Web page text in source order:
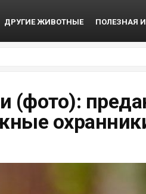
ДРУГИЕ ЖИВОТНЫЕ ПОЛЕЗНАЯ
(фото):